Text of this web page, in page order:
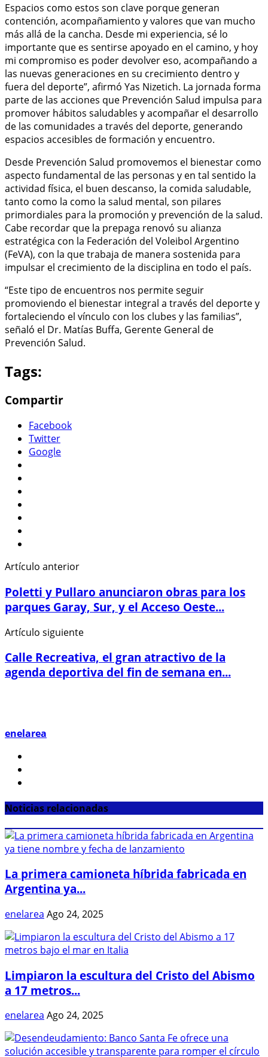
Espacios como estos son clave porque generan
contención, acompañamiento y valores que van mucho
más allá de la cancha. Desde mi experiencia, sé lo
importante que es sentirse apoyado en el camino, y hoy
mi compromiso es poder devolver eso, acompañando a
las nuevas generaciones en su crecimiento dentro y
fuera del deporte”, afirmó Yas Nizetich. La jornada forma
parte de las acciones que Prevención Salud impulsa para
promover hábitos saludables y acompañar el desarrollo
de las comunidades a través del deporte, generando
espacios accesibles de formación y encuentro.
Desde Prevención Salud promovemos el bienestar como
aspecto fundamental de las personas y en tal sentido la
actividad física, el buen descanso, la comida saludable,
tanto como la como la salud mental, son pilares
primordiales para la promoción y prevención de la salud.
Cabe recordar que la prepaga renovó su alianza
estratégica con la Federación del Voleibol Argentino
(FeVA), con la que trabaja de manera sostenida para
impulsar el crecimiento de la disciplina en todo el país.
“Este tipo de encuentros nos permite seguir
promoviendo el bienestar integral a través del deporte y
fortaleciendo el vínculo con los clubes y las familias”,
señaló el Dr. Matías Buffa, Gerente General de
Prevención Salud.
Tags:
Compartir
Facebook
Twitter
Google
Artículo anterior
Poletti y Pullaro anunciaron obras para los
parques Garay, Sur, y el Acceso Oeste...
Artículo siguiente
Calle Recreativa, el gran atractivo de la
agenda deportiva del fin de semana en...
enelarea
Noticias relacionadas
La primera camioneta híbrida fabricada en
Argentina ya...
enelarea Ago 24, 2025
Limpiaron la escultura del Cristo del Abismo
a 17 metros...
enelarea Ago 24, 2025